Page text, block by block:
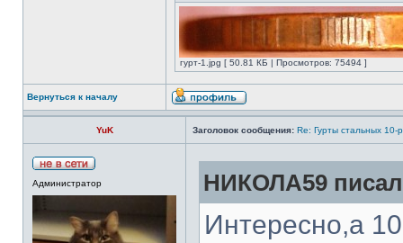
гурт-1.jpg [ 50.81 КБ | Просмотров: 75494 ]
Вернуться к началу
YuK Заголовок сообщения: Re: Гурты стальных 10-
Администратор НИКОЛА59
Интересно,а